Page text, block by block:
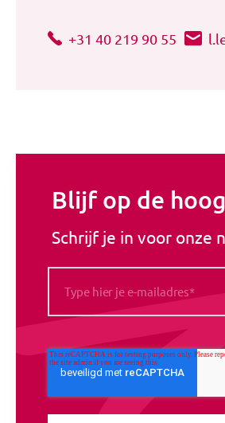
+31 40 219 90 55
Blijf op de
Schrijf je in voor onze